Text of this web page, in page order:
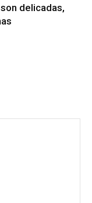
delicadas,